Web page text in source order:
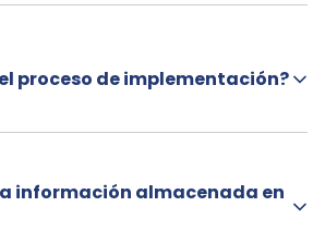
proceso de implementación?
información almacenada en